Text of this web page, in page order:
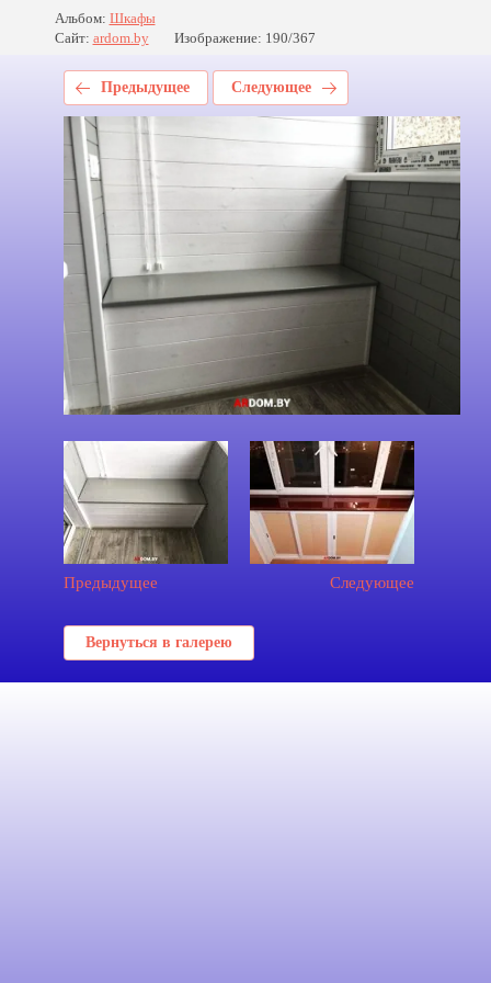
Альбом: Шкафы
Сайт: ardom.by Изображение: 190/367
Предыдущее Следующее
Предыдущее Следующее
Вернуться в галерею